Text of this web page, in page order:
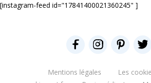
[instagram-feed id="17841400021360245" ]
Mentions légales
Les